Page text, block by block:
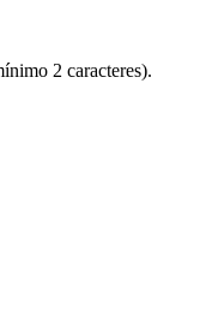
2 caracteres).